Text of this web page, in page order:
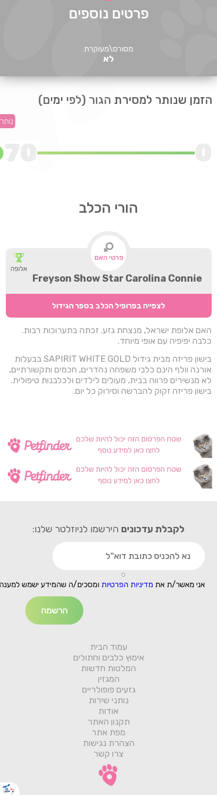
פרטים נוספים
מסורס\מעוקרת
לא
הזמן שנותר למסירת הגור (לפי ימים)
הורי הכלב
פרטי האם
אלופה
Freyson Show Star Carolina Connie
לצפייה בפרופיל הכלב בספר הגידול
האם אלופת ישראל, מנצחת גזע. זכתה בתערוכות רבות.
כלבה יפיפיה עם אופי מיוחד.
בישון פריזה מבית גידול SAPIRIT WHITE GOLD בבעלות
אורנה וולף הינם כלבי משפחה נהדרים, חכמים ותקשורתיים,
לא מנשירים פרווה בבית, מעולים לילדים ולכלבנות טיפולית.
בישון פריזה זקוק להברשה וסירוק כל יום.
לקבלת עדכונים הירשמו לניוזלטר שלנו:
אני מאשר/ת את מדיניות הפרטיות ומסכים/ה שהמידע ישמש
עמוד הבית
אימוץ כלבים וחתולים
המלטות חדשות
המגזין
גזעים פופולריים
נותני שירות
אודות
תקנון האתר
מפת אתר
הצהרת נגישות
צרו קשר